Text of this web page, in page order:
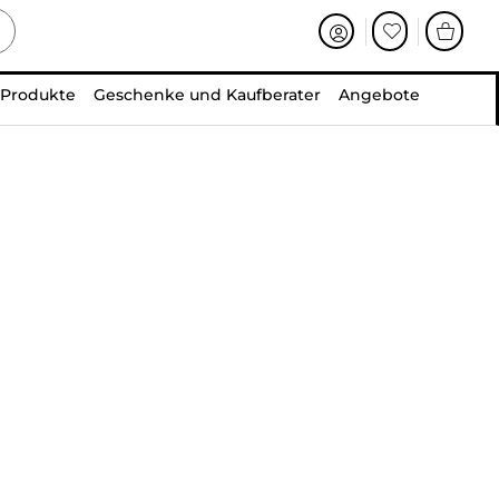
Geschenke und Kaufberater Angebote